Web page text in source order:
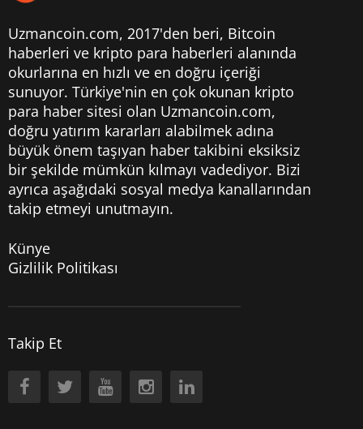
Uzmancoin.com, 2017'den beri, Bitcoin
haberleri ve kripto para haberleri alanında
okurlarına en hızlı ve en doğru içeriği
sunuyor. Türkiye'nin en çok okunan kripto
para haber sitesi olan Uzmancoin.com,
doğru yatırım kararları alabilmek adına
büyük önem taşıyan haber takibini eksiksiz
bir şekilde mümkün kılmayı vadediyor. Bizi
ayrıca aşağıdaki sosyal medya kanallarından
takip etmeyi unutmayın.
Künye
Gizlilik Politikası
Takip Et